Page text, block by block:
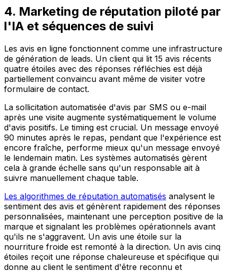
4. Marketing de réputation piloté par
l'IA et séquences de suivi
Les avis en ligne fonctionnent comme une infrastructure
de génération de leads. Un client qui lit 15 avis récents
quatre étoiles avec des réponses réfléchies est déjà
partiellement convaincu avant même de visiter votre
formulaire de contact.
La sollicitation automatisée d'avis par SMS ou e-mail
après une visite augmente systématiquement le volume
d'avis positifs. Le timing est crucial. Un message envoyé
90 minutes après le repas, pendant que l'expérience est
encore fraîche, performe mieux qu'un message envoyé
le lendemain matin. Les systèmes automatisés gèrent
cela à grande échelle sans qu'un responsable ait à
suivre manuellement chaque table.
Les algorithmes de réputation automatisés analysent le
sentiment des avis et génèrent rapidement des réponses
personnalisées, maintenant une perception positive de la
marque et signalant les problèmes opérationnels avant
qu'ils ne s'aggravent. Un avis une étoile sur la
nourriture froide est remonté à la direction. Un avis cinq
étoiles reçoit une réponse chaleureuse et spécifique qui
donne au client le sentiment d'être reconnu et